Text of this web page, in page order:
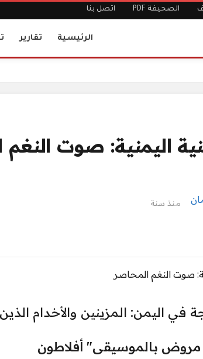
الصحيفة PDF اتصل بنا
الرئيسية تقارير
اليمنية: صوت
منذ سنة
اليمن: المزينين والأخدام الذين
بالموسيقى" أفلاطون